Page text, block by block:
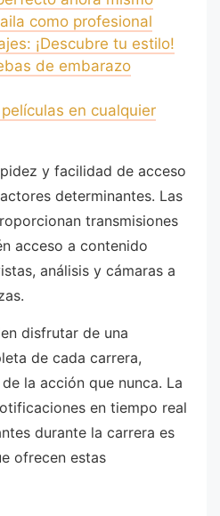
como profesional
¡Descubre tu estilo!
de embarazo
en cualquier
y facilidad de acceso
determinantes. Las
transmisiones
acceso a contenido
análisis y cámaras a
disfrutar de una
de cada carrera,
la acción que nunca. La
en tiempo real
durante la carrera es
ofrecen estas